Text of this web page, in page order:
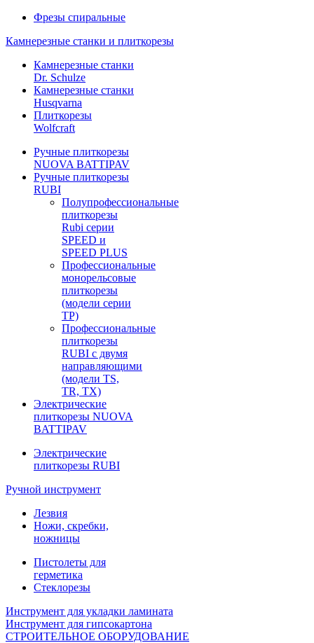
Фрезы спиральные
Камнерезные станки и плиткорезы
Камнерезные станки
Dr. Schulze
Камнерезные станки
Husqvarna
Плиткорезы
Wolfcraft
Ручные плиткорезы
NUOVA BATTIPAV
Ручные плиткорезы
RUBI
Полупрофессиональные
плиткорезы
Rubi серии
SPEED и
SPEED PLUS
Профессиональные
монорельсовые
плиткорезы
(модели серии
TP)
Профессиональные
плиткорезы
RUBI с двумя
направляющими
(модели TS,
TR, TX)
Электрические
плиткорезы NUOVA
BATTIPAV
Электрические
плиткорезы RUBI
Ручной инструмент
Лезвия
Ножи, скребки,
ножницы
Пистолеты для
герметика
Стеклорезы
Инструмент для укладки ламината
Инструмент для гипсокартона
СТРОИТЕЛЬНОЕ ОБОРУДОВАНИЕ